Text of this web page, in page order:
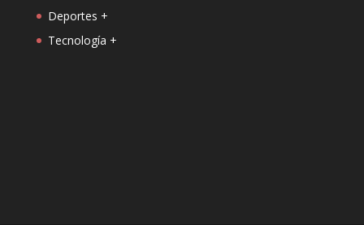
Deportes +
Tecnología +